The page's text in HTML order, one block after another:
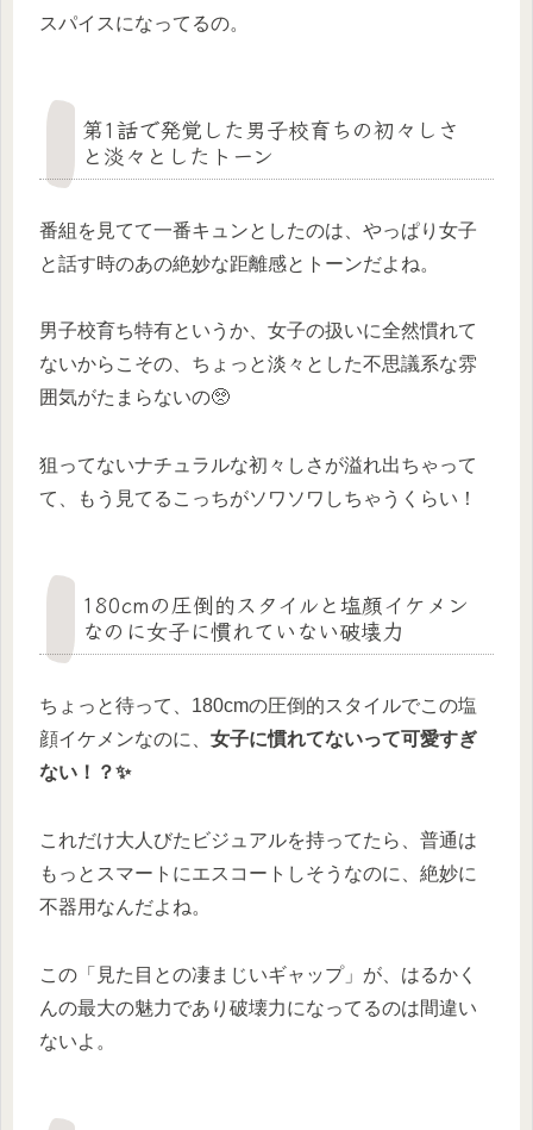
スパイスになってるの。
第1話で発覚した男子校育ちの初々しさ
と淡々としたトーン
番組を見てて一番キュンとしたのは、やっぱり女子
と話す時のあの絶妙な距離感とトーンだよね。
男子校育ち特有というか、女子の扱いに全然慣れて
ないからこその、ちょっと淡々とした不思議系な雰
囲気がたまらないの🥺
狙ってないナチュラルな初々しさが溢れ出ちゃって
て、もう見てるこっちがソワソワしちゃうくらい！
180cmの圧倒的スタイルと塩顔イケメン
なのに女子に慣れていない破壊力
ちょっと待って、180cmの圧倒的スタイルでこの塩
顔イケメンなのに、 女子に慣れてないって可愛すぎ
ない！？✨
これだけ大人びたビジュアルを持ってたら、普通は
もっとスマートにエスコートしそうなのに、絶妙に
不器用なんだよね。
この「見た目との凄まじいギャップ」が、はるかく
んの最大の魅力であり破壊力になってるのは間違い
ないよ。